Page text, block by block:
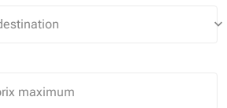
keyboard_arrow_down